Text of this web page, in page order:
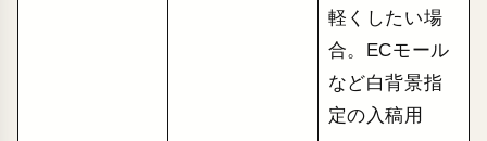
軽くしたい場
合。ECモール
など白背景指
定の入稿用